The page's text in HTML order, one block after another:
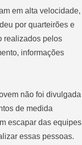
em alta velocidade,
por quarteirões e
realizados pelos
informações
não foi divulgada
de medida
escapar das equipes
essas pessoas.